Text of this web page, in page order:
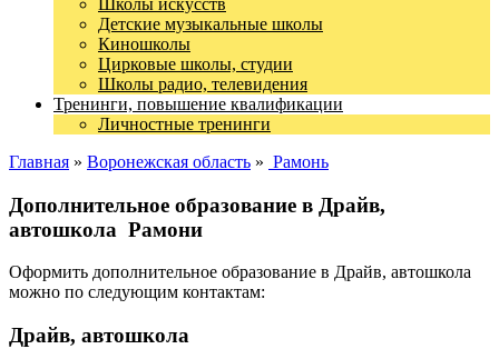
Школы искусств
Детские музыкальные школы
Киношколы
Цирковые школы, студии
Школы радио, телевидения
Тренинги, повышение квалификации
Личностные тренинги
Главная » Воронежская область » Рамонь
Дополнительное образование в Драйв,
автошкола Рамони
Оформить дополнительное образование в Драйв, автошкола
можно по следующим контактам:
Драйв, автошкола